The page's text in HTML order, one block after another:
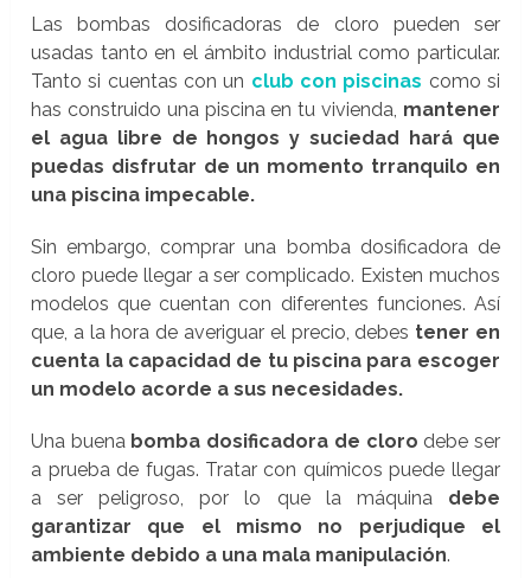
Las bombas dosificadoras de cloro pueden ser
usadas tanto en el ámbito industrial como particular.
Tanto si cuentas con un club con piscinas como si
has construido una piscina en tu vivienda, mantener
el agua libre de hongos y suciedad hará que
puedas disfrutar de un momento trranquilo en
una piscina impecable.
Sin embargo, comprar una bomba dosificadora de
cloro puede llegar a ser complicado. Existen muchos
modelos que cuentan con diferentes funciones. Así
que, a la hora de averiguar el precio, debes tener en
cuenta la capacidad de tu piscina para escoger
un modelo acorde a sus necesidades.
Una buena bomba dosificadora de cloro debe ser
a prueba de fugas. Tratar con químicos puede llegar
a ser peligroso, por lo que la máquina debe
garantizar que el mismo no perjudique el
ambiente debido a una mala manipulación.